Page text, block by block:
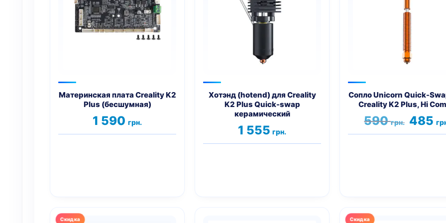
Материнская плата Creality K2
Plus (бесшумная)
1 590 грн.
Хотэнд (hotend) для Creality
K2 Plus Quick-swap
керамический
1 555грн.
Сопло Unicorn Quick-
Creality K2 Plus, Hi
590грн.
цена
485
товара.